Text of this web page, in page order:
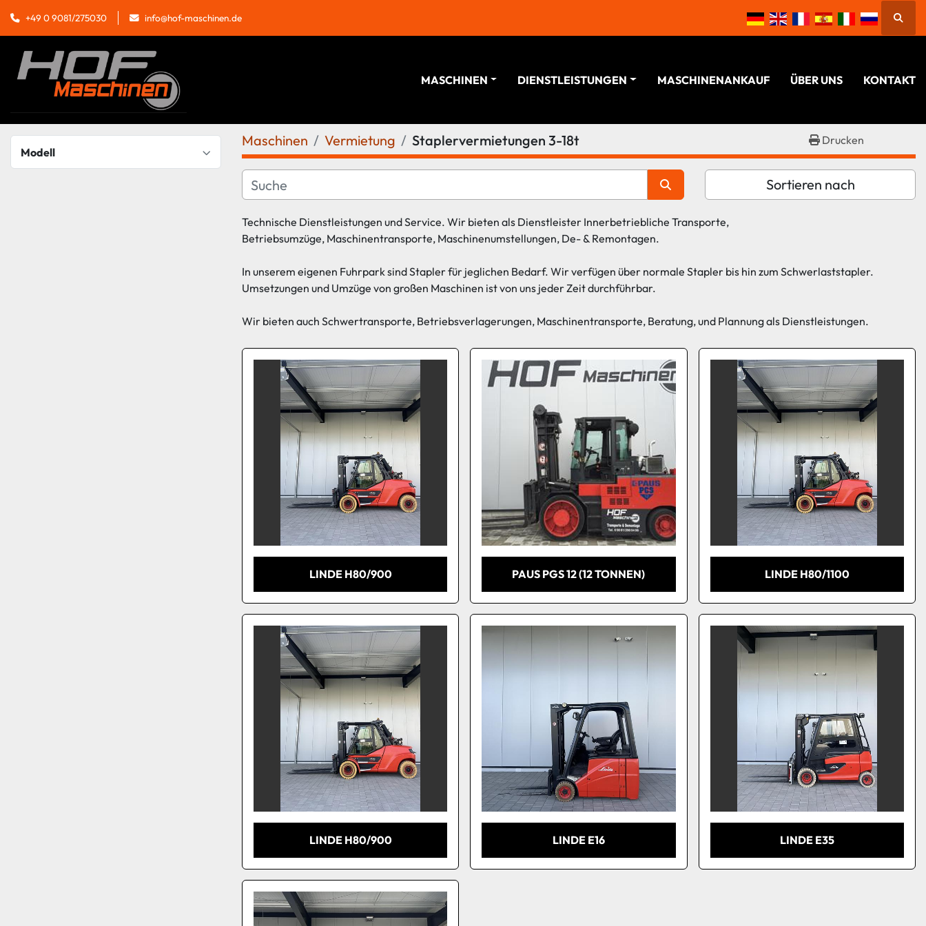
+49 0 9081/275030 info@hof-maschinen.de Suche
MASCHINEN DIENSTLEISTUNGEN MASCHINENANKAUF ÜBER UNS KONTAKT
Modell
Maschinen Vermietung Staplervermietungen 3-18t Drucken
Sortieren nach
Technische Dienstleistungen und Service. Wir bieten als Dienstleister Innerbetriebliche Transporte,
Betriebsumzüge, Maschinentransporte, Maschinenumstellungen, De- & Remontagen.
In unserem eigenen Fuhrpark sind Stapler für jeglichen Bedarf. Wir verfügen über normale Stapler bis hin zum Schwerlaststapler.
Umsetzungen und Umzüge von großen Maschinen ist von uns jeder Zeit durchführbar.
Wir bieten auch Schwertransporte, Betriebsverlagerungen, Maschinentransporte, Beratung, und Plannung als Dienstleistungen.
LINDE H80/900 PAUS PGS 12 (12 TONNEN) LINDE H80/1100
LINDE H80/900 LINDE E16 LINDE E35